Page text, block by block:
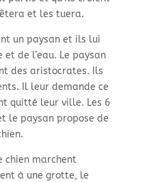
et les tuera.
un paysan et ils lui
de l’eau. Le paysan
des aristocrates. Ils
Il leur demande ce
quitté leur ville. Les 6
le paysan propose de
chien marchent
à une grotte, le